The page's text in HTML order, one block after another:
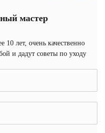
мастер
10 лет, очень качественно
и дадут советы по уходу